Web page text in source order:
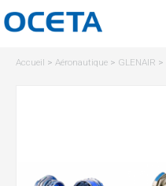
Accueil > Aéronautique > GLENAIR >